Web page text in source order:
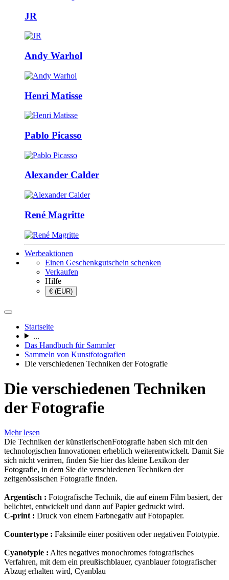
JR
Andy Warhol
Henri Matisse
Pablo Picasso
Alexander Calder
René Magritte
Werbeaktionen
Einen Geschenkgutschein schenken
Verkaufen
Hilfe
€ (EUR)
Startseite
...
Das Handbuch für Sammler
Sammeln von Kunstfotografien
Die verschiedenen Techniken der Fotografie
Die verschiedenen Techniken
der Fotografie
Mehr lesen
Die Techniken der künstlerischenFotografie haben sich mit den
technologischen Innovationen erheblich weiterentwickelt. Damit Sie
sich nicht verirren, finden Sie hier das kleine Lexikon der
Fotografie, in dem Sie die verschiedenen Techniken der
zeitgenössischen Fotografie finden.
Argentisch : Fotografische Technik, die auf einem Film basiert, der
belichtet, entwickelt und dann auf Papier gedruckt wird.
C-print : Druck von einem Farbnegativ auf Fotopapier.
Countertype : Faksimile einer positiven oder negativen Fototypie.
Cyanotypie : Altes negatives monochromes fotografisches
Verfahren, mit dem ein preußischblauer, cyanblauer fotografischer
Abzug erhalten wird, Cyanblau